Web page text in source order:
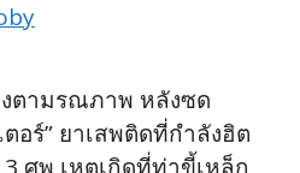
ตามรณภาพ หลังซด
อร์” ยาเสพติดที่กำลังฮิต